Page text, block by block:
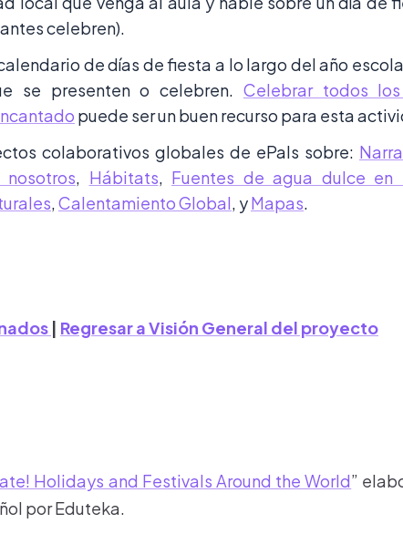
celebren).
de días de fiesta a lo largo del año
se presenten o celebren. Celebrar todos
puede ser un buen recurso para esta
colaborativos globales de ePals sobre:
, Hábitats, Fuentes de agua dulce en
,Calentamiento Global, yMapas.
| Regresar a Visión General del proyecto
Holidays and Festivals Around the World”
por Eduteka.